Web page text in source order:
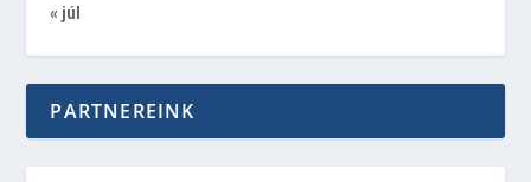
« júl
PARTNEREINK